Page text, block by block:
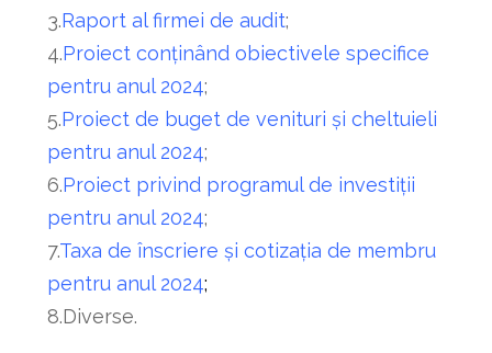
3.Raport al firmei de audit;
4.Proiect conţinând obiectivele specifice
pentru anul 2024;
5.Proiect de buget de venituri şi cheltuieli
pentru anul 2024;
6.Proiect privind programul de investiţii
pentru anul 2024;
7.Taxa de înscriere şi cotizaţia de membru
pentru anul 2024;
8.Diverse.